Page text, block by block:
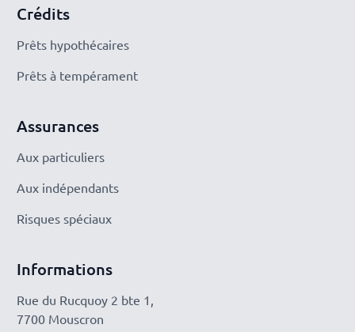
Crédits
Prêts hypothécaires
Prêts à tempérament
Assurances
Aux particuliers
Aux indépendants
Risques spéciaux
Informations
Rue du Rucquoy 2 bte 1,
7700 Mouscron